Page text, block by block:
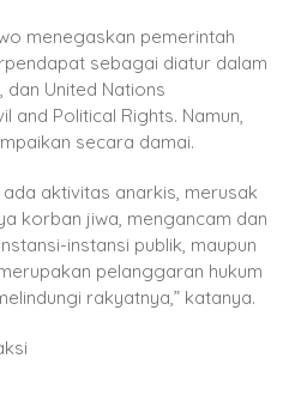
menegaskan pemerintah
sebagai diatur dalam
dan United Nations
and Political Rights. Namun,
secara damai.
aktivitas anarkis, merusak
korban jiwa, mengancam dan
instansi publik, maupun
pelanggaran hukum
rakyatnya,” katanya.